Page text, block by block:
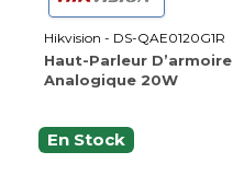
Hikvision - DS-QAE0120G1R
Haut-Parleur D’armoire
Analogique 20W
En Stock